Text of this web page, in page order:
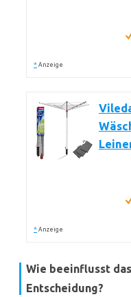
* Anzeige
* Anzeige
Wie beeinflusst
Entscheidung?